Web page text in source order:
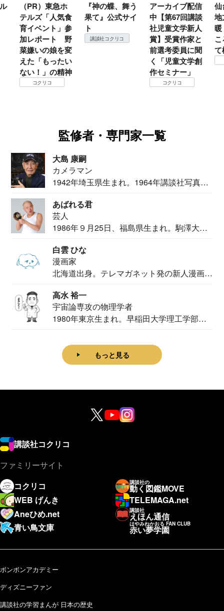
（PR）東急ホ
テルズ「人気食
育イベント」参
加レポート 野
菜嫌いの娘を変
えた「もったい
ない！」の精神
コクリコ
『神の蝶、舞う
果て』公式サイ
ト
講談社コクリコ
アーカイブ配信
中【第67回講談
社児童文学新人
賞】受賞作家と
前選考委員に聞
く「児童文学創
作セミナー」
コクリコ
仙
地
て
監修者・専門家一覧
大島 康嗣
カメラマン
1942年埼玉県生まれ。1964年講談社写真部
あばれる君
芸人
1986年９月25日、福島県生まれ。駒澤大学
白雲 ひな
漫画家
北海道出身。テレマガネット発の新人漫画
高水 裕一
宇宙論専攻の物理学者
1980年東京生まれ。早稲田大学理工学部物
もっと見る
講談社コクリコ
ファミリーサイト
コクリコ
講談社の
動く図鑑MOVE
WEB げんき
TELEMAGA.net
Aneひめ.net
講談社
えほん通信
青い鳥文庫
はやみねかおる FAN CLUB
赤い夢学園
ボンボンアカデミー
ディズニーファン
講談社の学習まんが 日本の歴史